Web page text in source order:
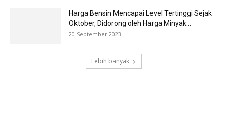
Harga Bensin Mencapai Level Tertinggi Sejak
Oktober, Didorong oleh Harga Minyak...
20 September 2023
Lebih banyak